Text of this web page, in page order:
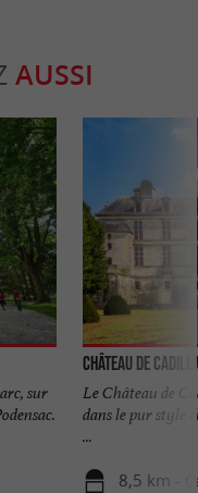
AUSSI
sur
Château de
Le Château de
dans le pur style
...
8,5 km -